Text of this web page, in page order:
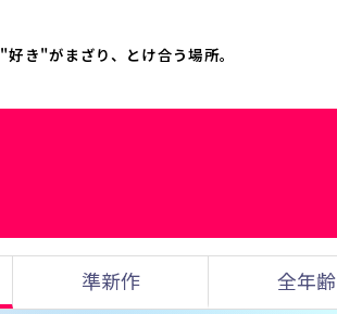
"好き"がまざり、とけ合う場所。
準新作 全年齢